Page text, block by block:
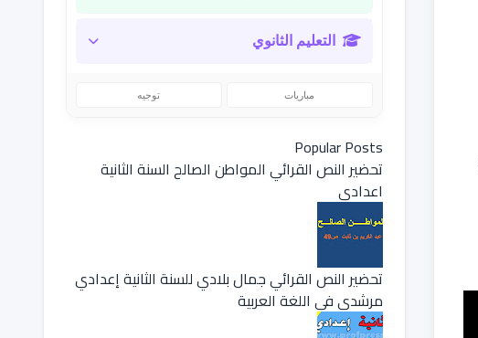
التعليم الثانوي
مباريات توجيه
Popular Posts
تحضير النص القرائي المواطن الصالح السنة الثانية
اعدادي
تحضير النص القرائي جمال بلادي للسنة الثانية إعدادي
مرشدي في اللغة العربية